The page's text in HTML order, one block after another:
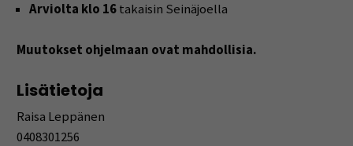
Arviolta klo 16takaisin Seinäjoella
Muutokset ohjelmaan ovat mahdollisia.
Lisätietoja
Raisa Leppänen
0408301256